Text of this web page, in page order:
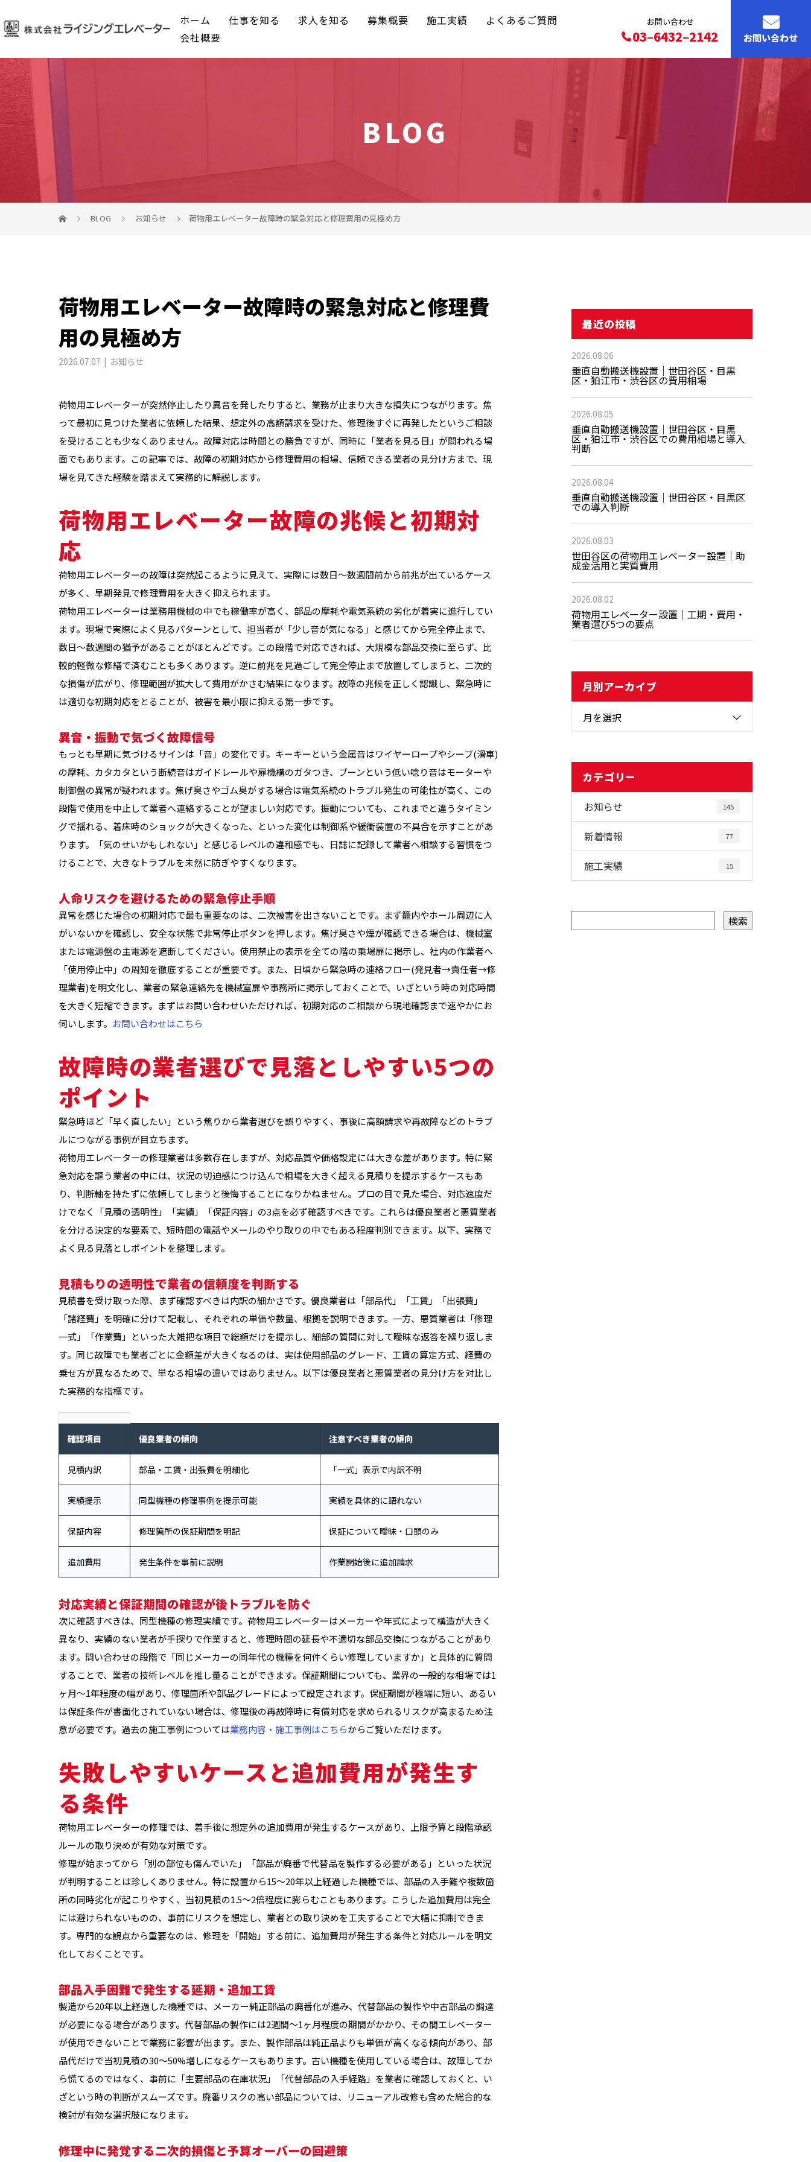
ホーム 仕事を知る 求人を知る 募集概要 施工実績
よくあるご質問
会社概要
お問い合わせ
03–6432–2142 お問い合わせ
BLOG
BLOG お知らせ 荷物用エレベーター故障時の緊急対応と修理費用の見極め方
荷物用エレベーター故障時の緊急対応と修理費
用の見極め方
2026.07.07 お知らせ
荷物用エレベーターが突然停止したり異音を発したりすると、業務が止まり大きな損失につながります。焦
って最初に見つけた業者に依頼した結果、想定外の高額請求を受けた、修理後すぐに再発したというご相談
を受けることも少なくありません。故障対応は時間との勝負ですが、同時に「業者を見る目」が問われる場
面でもあります。この記事では、故障の初期対応から修理費用の相場、信頼できる業者の見分け方まで、現
場を見てきた経験を踏まえて実務的に解説します。
荷物用エレベーター故障の兆候と初期対
応
荷物用エレベーターの故障は突然起こるように見えて、実際には数日〜数週間前から前兆が出ているケース
が多く、早期発見で修理費用を大きく抑えられます。
荷物用エレベーターは業務用機械の中でも稼働率が高く、部品の摩耗や電気系統の劣化が着実に進行してい
ます。現場で実際によく見るパターンとして、担当者が「少し音が気になる」と感じてから完全停止まで、
数日〜数週間の猶予があることがほとんどです。この段階で対応できれば、大規模な部品交換に至らず、比
較的軽微な修繕で済むことも多くあります。逆に前兆を見過ごして完全停止まで放置してしまうと、二次的
な損傷が広がり、修理範囲が拡大して費用がかさむ結果になります。故障の兆候を正しく認識し、緊急時に
は適切な初期対応をとることが、被害を最小限に抑える第一歩です。
異音・振動で気づく故障信号
もっとも早期に気づけるサインは「音」の変化です。キーキーという金属音はワイヤーロープやシーブ(滑車)
の摩耗、カタカタという断続音はガイドレールや扉機構のガタつき、ブーンという低い唸り音はモーターや
制御盤の異常が疑われます。焦げ臭さやゴム臭がする場合は電気系統のトラブル発生の可能性が高く、この
段階で使用を中止して業者へ連絡することが望ましい対応です。振動についても、これまでと違うタイミン
グで揺れる、着床時のショックが大きくなった、といった変化は制御系や緩衝装置の不具合を示すことがあ
ります。「気のせいかもしれない」と感じるレベルの違和感でも、日誌に記録して業者へ相談する習慣をつ
けることで、大きなトラブルを未然に防ぎやすくなります。
人命リスクを避けるための緊急停止手順
異常を感じた場合の初期対応で最も重要なのは、二次被害を出さないことです。まず籠内やホール周辺に人
がいないかを確認し、安全な状態で非常停止ボタンを押します。焦げ臭さや煙が確認できる場合は、機械室
または電源盤の主電源を遮断してください。使用禁止の表示を全ての階の乗場扉に掲示し、社内の作業者へ
「使用停止中」の周知を徹底することが重要です。また、日頃から緊急時の連絡フロー(発見者→責任者→修
理業者)を明文化し、業者の緊急連絡先を機械室扉や事務所に掲示しておくことで、いざという時の対応時間
を大きく短縮できます。まずはお問い合わせいただければ、初期対応のご相談から現地確認まで速やかにお
伺いします。 お問い合わせはこちら
故障時の業者選びで見落としやすい5つの
ポイント
緊急時ほど「早く直したい」という焦りから業者選びを誤りやすく、事後に高額請求や再故障などのトラブ
ルにつながる事例が目立ちます。
荷物用エレベーターの修理業者は多数存在しますが、対応品質や価格設定には大きな差があります。特に緊
急対応を謳う業者の中には、状況の切迫感につけ込んで相場を大きく超える見積りを提示するケースもあ
り、判断軸を持たずに依頼してしまうと後悔することになりかねません。プロの目で見た場合、対応速度だ
けでなく「見積の透明性」「実績」「保証内容」の3点を必ず確認すべきです。これらは優良業者と悪質業者
を分ける決定的な要素で、短時間の電話やメールのやり取りの中でもある程度判別できます。以下、実務で
よく見る見落としポイントを整理します。
見積もりの透明性で業者の信頼度を判断する
見積書を受け取った際、まず確認すべきは内訳の細かさです。優良業者は「部品代」「工賃」「出張費」
「諸経費」を明確に分けて記載し、それぞれの単価や数量、根拠を説明できます。一方、悪質業者は「修理
一式」「作業費」といった大雑把な項目で総額だけを提示し、細部の質問に対して曖昧な返答を繰り返しま
す。同じ故障でも業者ごとに金額差が大きくなるのは、実は使用部品のグレード、工賃の算定方式、経費の
乗せ方が異なるためで、単なる相場の違いではありません。以下は優良業者と悪質業者の見分け方を対比し
た実務的な指標です。
確認項目 優良業者の傾向 注意すべき業者の傾向
見積内訳 部品・工賃・出張費を明細化 「一式」表示で内訳不明
実績提示 同型機種の修理事例を提示可能 実績を具体的に語れない
保証内容 修理箇所の保証期間を明記 保証について曖昧・口頭のみ
追加費用 発生条件を事前に説明 作業開始後に追加請求
対応実績と保証期間の確認が後トラブルを防ぐ
次に確認すべきは、同型機種の修理実績です。荷物用エレベーターはメーカーや年式によって構造が大きく
異なり、実績のない業者が手探りで作業すると、修理時間の延長や不適切な部品交換につながることがあり
ます。問い合わせの段階で「同じメーカーの同年代の機種を何件くらい修理していますか」と具体的に質問
することで、業者の技術レベルを推し量ることができます。保証期間についても、業界の一般的な相場では1
ヶ月〜1年程度の幅があり、修理箇所や部品グレードによって設定されます。保証期間が極端に短い、あるい
は保証条件が書面化されていない場合は、修理後の再故障時に有償対応を求められるリスクが高まるため注
意が必要です。過去の施工事例については業務内容・施工事例はこちらからご覧いただけます。
失敗しやすいケースと追加費用が発生す
る条件
荷物用エレベーターの修理では、着手後に想定外の追加費用が発生するケースがあり、上限予算と段階承認
ルールの取り決めが有効な対策です。
修理が始まってから「別の部位も傷んでいた」「部品が廃番で代替品を製作する必要がある」といった状況
が判明することは珍しくありません。特に設置から15〜20年以上経過した機種では、部品の入手難や複数箇
所の同時劣化が起こりやすく、当初見積の1.5〜2倍程度に膨らむこともあります。こうした追加費用は完全
には避けられないものの、事前にリスクを想定し、業者との取り決めを工夫することで大幅に抑制できま
す。専門的な観点から重要なのは、修理を「開始」する前に、追加費用が発生する条件と対応ルールを明文
化しておくことです。
部品入手困難で発生する延期・追加工賃
製造から20年以上経過した機種では、メーカー純正部品の廃番化が進み、代替部品の製作や中古部品の調達
が必要になる場合があります。代替部品の製作には2週間〜1ヶ月程度の期間がかかり、その間エレベーター
が使用できないことで業務に影響が出ます。また、製作部品は純正品よりも単価が高くなる傾向があり、部
品代だけで当初見積の30〜50%増しになるケースもあります。古い機種を使用している場合は、故障してか
ら慌てるのではなく、事前に「主要部品の在庫状況」「代替部品の入手経路」を業者に確認しておくと、い
ざという時の判断がスムーズです。廃番リスクの高い部品については、リニューアル改修も含めた総合的な
検討が有効な選択肢になります。
修理中に発覚する二次的損傷と予算オーバーの回避策
最近の投稿
2026.08.06
垂直自動搬送機設置｜世田谷区・目黒
区・狛江市・渋谷区の費用相場
2026.08.05
垂直自動搬送機設置｜世田谷区・目黒
区・狛江市・渋谷区での費用相場と導入
判断
2026.08.04
垂直自動搬送機設置｜世田谷区・目黒区
での導入判断
2026.08.03
世田谷区の荷物用エレベーター設置｜助
成金活用と実質費用
2026.08.02
荷物用エレベーター設置｜工期・費用・
業者選び5つの要点
月別アーカイブ
月を選択
カテゴリー
お知らせ 145
新着情報 77
施工実績 15